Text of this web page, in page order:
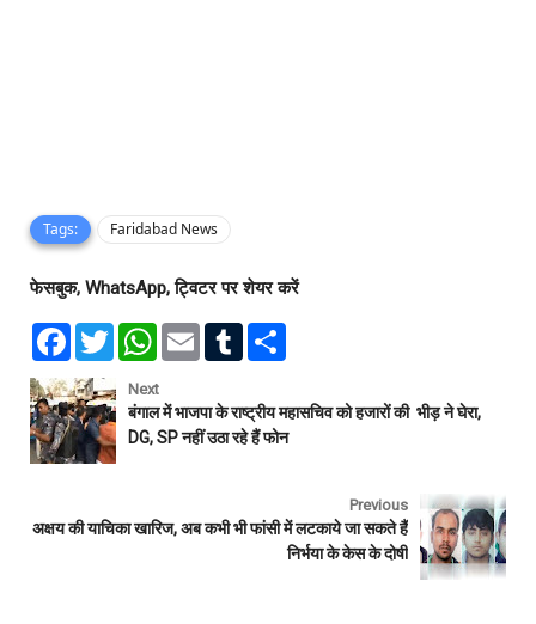
Tags: Faridabad News
फेसबुक, WhatsApp, ट्विटर पर शेयर करें
F
e
b
o
o
k
T
w
t
t
e
r
W
t
s
A
p
E
l
T
l
r
e
Next
बंगाल में भाजपा के राष्ट्रीय महासचिव को हजारों की भीड़ ने घेरा,
DG, SP नहीं उठा रहे हैं फोन
Previous
अक्षय की याचिका खारिज, अब कभी भी फांसी में लटकाये जा सकते हैं
निर्भया के केस के दोषी